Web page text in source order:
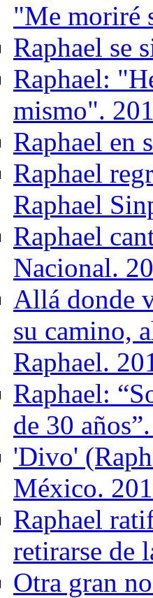
"Me moriré
Raphael se
Raphael:
mismo".
Raphael en
Raphael
Raphael
Raphael
Nacional.
Allá donde
su camino,
Raphael.
Raphael:
de 30
'Divo'
México.
Raphael
retirarse de
Otra gran